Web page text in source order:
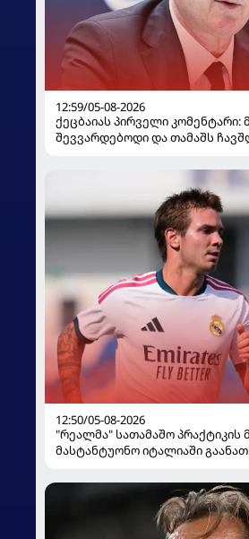
12:59/05-08-2026
ქეცბაიას პირველი კომენტარი:
შევვარდებოდი და თამაშს
12:50/05-08-2026
"რეალმა" სათამაშო პრაქტიკის
მასტანტუონო იტალიაში